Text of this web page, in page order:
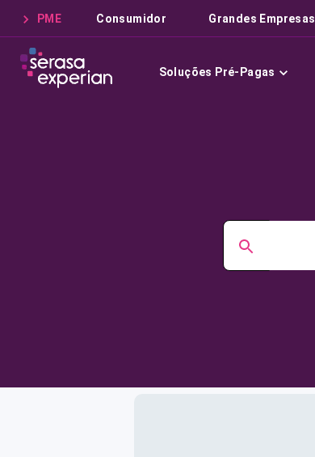
PME Consumidor Grandes Empresas
Soluções Pré-Pagas